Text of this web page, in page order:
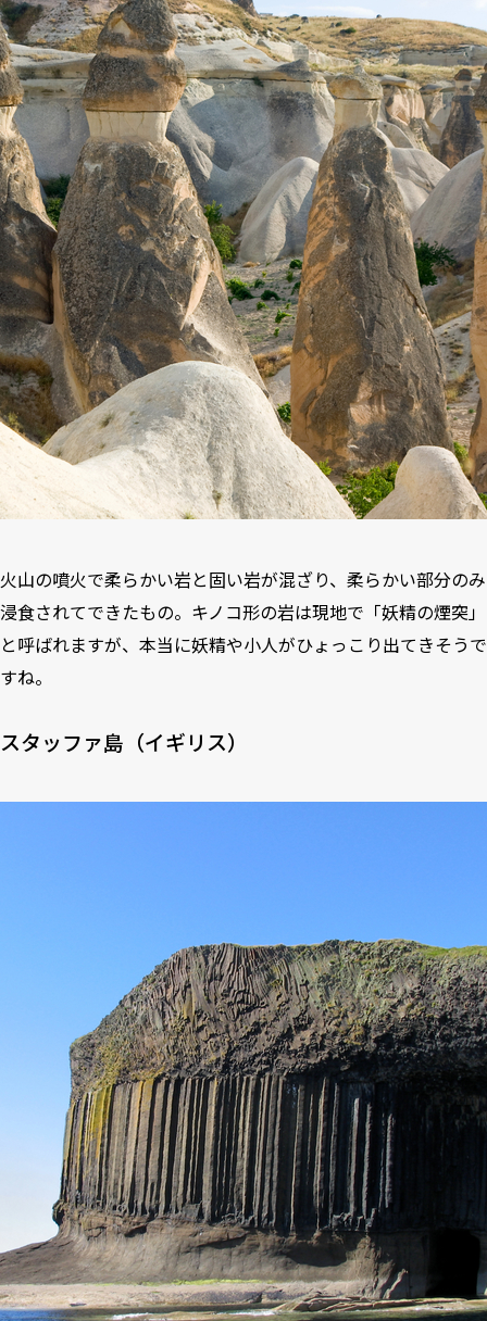
火山の噴火で柔らかい岩と固い岩が混ざり、柔らかい部分のみ
浸食されてできたもの。キノコ形の岩は現地で「妖精の煙突」
と呼ばれますが、本当に妖精や小人がひょっこり出てきそうで
すね。
スタッファ島（イギリス）